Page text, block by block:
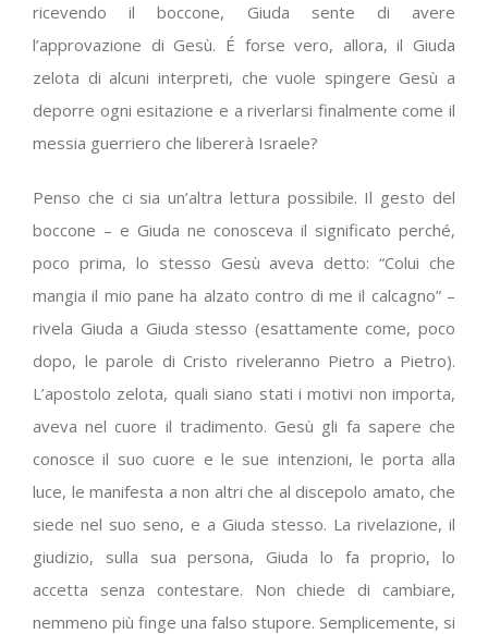
ricevendo il boccone, Giuda sente di avere
l’approvazione di Gesù. É forse vero, allora, il Giuda
zelota di alcuni interpreti, che vuole spingere Gesù a
deporre ogni esitazione e a riverlarsi finalmente come il
messia guerriero che libererà Israele?
Penso che ci sia un’altra lettura possibile. Il gesto del
boccone – e Giuda ne conosceva il significato perché,
poco prima, lo stesso Gesù aveva detto: “Colui che
mangia il mio pane ha alzato contro di me il calcagno” –
rivela Giuda a Giuda stesso (esattamente come, poco
dopo, le parole di Cristo riveleranno Pietro a Pietro).
L’apostolo zelota, quali siano stati i motivi non importa,
aveva nel cuore il tradimento. Gesù gli fa sapere che
conosce il suo cuore e le sue intenzioni, le porta alla
luce, le manifesta a non altri che al discepolo amato, che
siede nel suo seno, e a Giuda stesso. La rivelazione, il
giudizio, sulla sua persona, Giuda lo fa proprio, lo
accetta senza contestare. Non chiede di cambiare,
nemmeno più finge una falso stupore. Semplicemente, si